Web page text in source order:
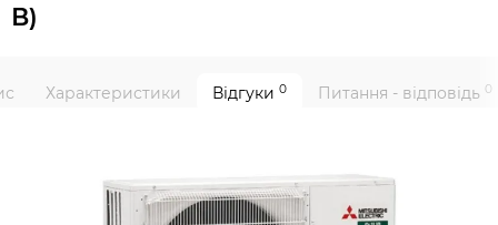
В)
Характеристики Відгуки 0 Питання - відповідь 0